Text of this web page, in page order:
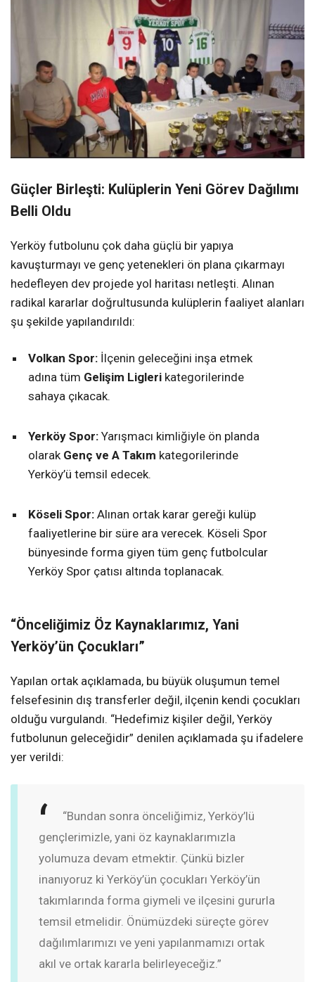
Güçler Birleşti: Kulüplerin Yeni Görev Dağılımı
Belli Oldu
Yerköy futbolunu çok daha güçlü bir yapıya
kavuşturmayı ve genç yetenekleri ön plana çıkarmayı
hedefleyen dev projede yol haritası netleşti. Alınan
radikal kararlar doğrultusunda kulüplerin faaliyet alanları
şu şekilde yapılandırıldı:
Volkan Spor: İlçenin geleceğini inşa etmek
adına tüm Gelişim Ligleri kategorilerinde
sahaya çıkacak.
Yerköy Spor: Yarışmacı kimliğiyle ön planda
olarak Genç ve A Takım kategorilerinde
Yerköy’ü temsil edecek.
Köseli Spor: Alınan ortak karar gereği kulüp
faaliyetlerine bir süre ara verecek. Köseli Spor
bünyesinde forma giyen tüm genç futbolcular
Yerköy Spor çatısı altında toplanacak.
“Önceliğimiz Öz Kaynaklarımız, Yani
Yerköy’ün Çocukları”
Yapılan ortak açıklamada, bu büyük oluşumun temel
felsefesinin dış transferler değil, ilçenin kendi çocukları
olduğu vurgulandı. “Hedefimiz kişiler değil, Yerköy
futbolunun geleceğidir” denilen açıklamada şu ifadelere
yer verildi:
“Bundan sonra önceliğimiz, Yerköy’lü
gençlerimizle, yani öz kaynaklarımızla
yolumuza devam etmektir. Çünkü bizler
inanıyoruz ki Yerköy’ün çocukları Yerköy’ün
takımlarında forma giymeli ve ilçesini gururla
temsil etmelidir. Önümüzdeki süreçte görev
dağılımlarımızı ve yeni yapılanmamızı ortak
akıl ve ortak kararla belirleyeceğiz.”